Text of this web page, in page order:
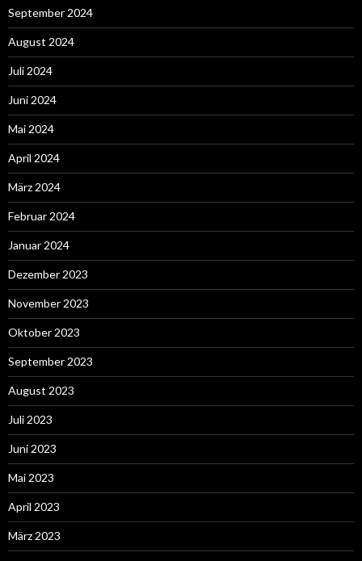
September 2024
August 2024
Juli 2024
Juni 2024
Mai 2024
April 2024
März 2024
Februar 2024
Januar 2024
Dezember 2023
November 2023
Oktober 2023
September 2023
August 2023
Juli 2023
Juni 2023
Mai 2023
April 2023
März 2023